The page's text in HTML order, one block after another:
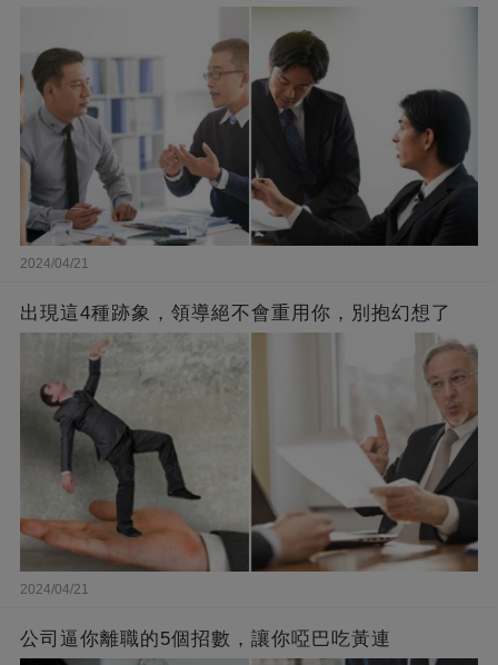
2024/04/21
出現這4種跡象，領導絕不會重用你，別抱幻想了
2024/04/21
公司逼你離職的5個招數，讓你啞巴吃黃連